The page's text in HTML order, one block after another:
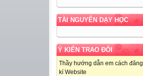
TÀI NGUYÊN DẠY HỌC
Ý KIẾN TRAO ĐỔI
Thầy hướng dẫn em cách đăng
kí Website